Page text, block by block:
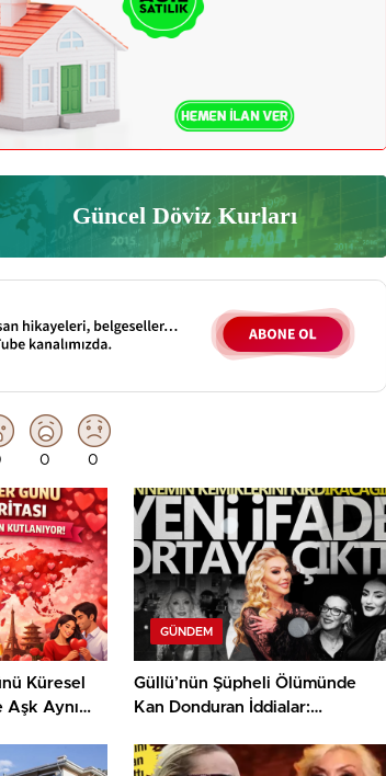
Güncel Döviz Kurları
0 0
Küresel
Aşk Aynı
GÜNDEM
Güllü’nün Şüpheli Ölümünde
Kan Donduran İddialar:
Kırdıracağım”